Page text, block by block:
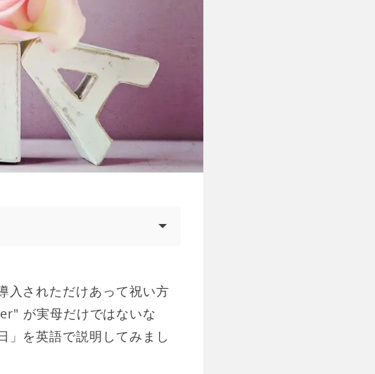
入されただけあって祝い方
が実母だけではないな
」を英語で説明してみまし